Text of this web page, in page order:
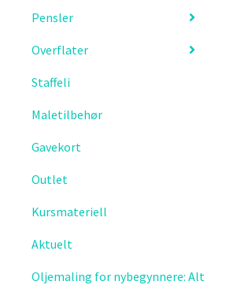
Pensler
Overflater
Staffeli
Maletilbehør
Gavekort
Outlet
Kursmateriell
Aktuelt
Oljemaling for nybegynnere: Alt